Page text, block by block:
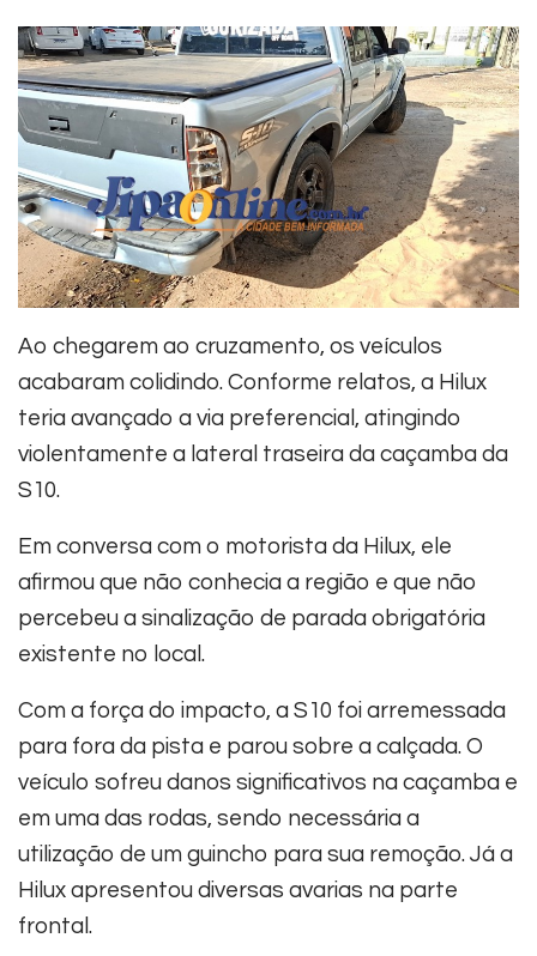
Ao chegarem ao cruzamento, os veículos
acabaram colidindo. Conforme relatos, a Hilux
teria avançado a via preferencial, atingindo
violentamente a lateral traseira da caçamba da
S10.
Em conversa com o motorista da Hilux, ele
afirmou que não conhecia a região e que não
percebeu a sinalização de parada obrigatória
existente no local.
Com a força do impacto, a S10 foi arremessada
para fora da pista e parou sobre a calçada. O
veículo sofreu danos significativos na caçamba e
em uma das rodas, sendo necessária a
utilização de um guincho para sua remoção. Já a
Hilux apresentou diversas avarias na parte
frontal.